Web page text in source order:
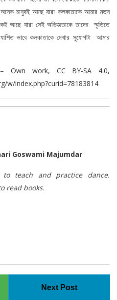
মানুষই আছে যারা কলকাতাকে আমার মতন
আছে যারা সেই অভিজ্ঞতাকে তাদের স্মৃতিতে
ভাবে কলকাতাকে দেখার সুযোগটা আমার
Own work, CC BY-SA 4.0,
w/index.php?curid=78183814
Goswami Majumdar
to teach and practice dance.
read books.
Next Post